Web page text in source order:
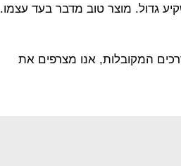
גדול. מוצר טוב מדבר בעד עצמו.
המקובלות, אנו מצרפים את